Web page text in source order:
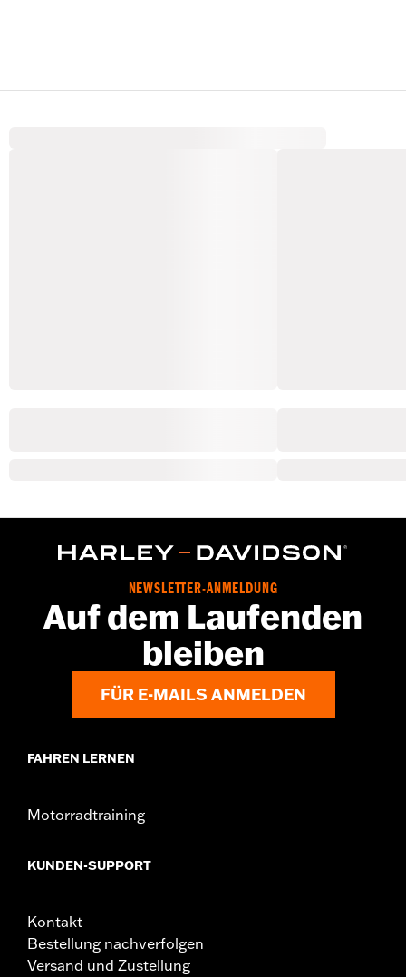
NEWSLETTER-ANMELDUNG
Auf dem Laufenden
bleiben
FÜR E-MAILS ANMELDEN
FAHREN LERNEN
Motorradtraining
KUNDEN-SUPPORT
Kontakt
Bestellung nachverfolgen
Versand und Zustellung